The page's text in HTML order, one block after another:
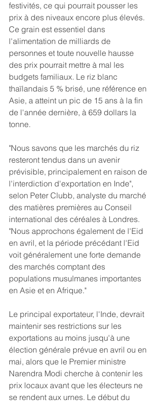
festivités, ce qui pourrait pousser les
prix à des niveaux encore plus élevés.
Ce grain est essentiel dans
l'alimentation de milliards de
personnes et toute nouvelle hausse
des prix pourrait mettre à mal les
budgets familiaux. Le riz blanc
thaïlandais 5 % brisé, une référence en
Asie, a atteint un pic de 15 ans à la fin
de l'année dernière, à 659 dollars la
tonne.
"Nous savons que les marchés du riz
resteront tendus dans un avenir
prévisible, principalement en raison de
l'interdiction d'exportation en Inde",
selon Peter Clubb, analyste du marché
des matières premières au Conseil
international des céréales à Londres.
"Nous approchons également de l'Eid
en avril, et la période précédant l'Eid
voit généralement une forte demande
des marchés comptant des
populations musulmanes importantes
en Asie et en Afrique."
Le principal exportateur, l'Inde, devrait
maintenir ses restrictions sur les
exportations au moins jusqu'à une
élection générale prévue en avril ou en
mai, alors que le Premier ministre
Narendra Modi cherche à contenir les
prix locaux avant que les électeurs ne
se rendent aux urnes. Le début du